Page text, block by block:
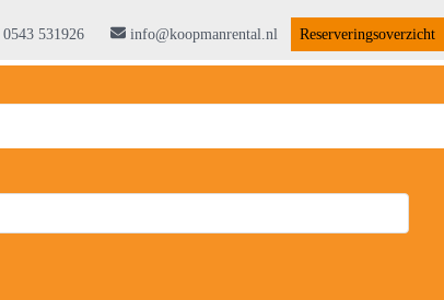
0543 531926 info@koopmanrental.nl
Reserveringsoverzicht